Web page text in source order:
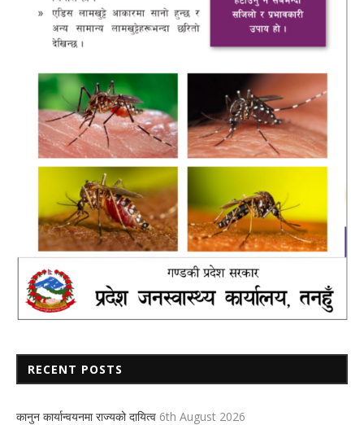
RECENT POSTS
कानुन कार्यान्वयनमा राज्यको दायित्व 6th August 2026